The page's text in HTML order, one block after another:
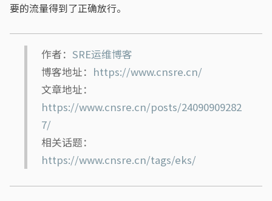
要的流量得到了正确放行。
作者： SRE运维博客
博客地址： https://www.cnsre.cn/
文章地址：
https://www.cnsre.cn/posts/24090909282
7/
相关话题：
https://www.cnsre.cn/tags/eks/